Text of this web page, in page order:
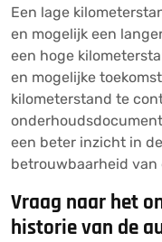
Een lage
en mogelijk een
een hoge
en mogelijke
kilometerstand te
een beter inzicht in
betrouwbaarheid
Vraag naar het
historie van de